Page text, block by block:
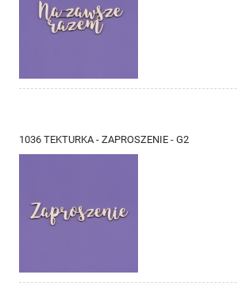
1036 TEKTURKA - ZAPROSZENIE - G2